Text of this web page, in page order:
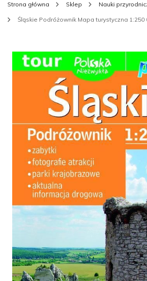
Strona główna Sklep Nauki
Śląskie Podróżownik Mapa turystyczna 1:250